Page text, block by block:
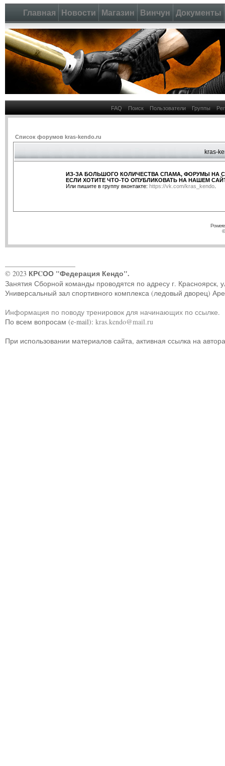
Главная Новости Магазин Винчун Документы
FAQ Поиск Пользователи Группы
Список форумов kras-kendo.ru
kras-
ИЗ-ЗА БОЛЬШОГО КОЛИЧЕСТВА СПАМА, ФОРУМЫ НА
ЕСЛИ ХОТИТЕ ЧТО-ТО ОПУБЛИКОВАТЬ НА НАШЕМ
Или пишите в группу вконтакте: https://vk.com/kras_kendo
© 2023 КРCОО "Федерация Кендо".
Занятия Сборной команды проводятся по адресу г. Красноярск,
Универсальный зал спортивного комплекса (ледовый дворец)
Информация по поводу тренировок для начинающих по ссылке.
По всем вопросам (e-mail): kras.kendo@mail.ru
При использовании материалов сайта, активная ссылка на